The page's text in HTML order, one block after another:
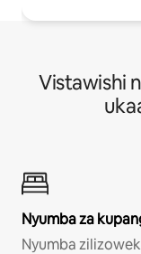
Vistawishi
Nyumba za
Nyumba